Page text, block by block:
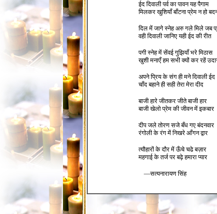
ईद दिवाली पर्व का पावन यह पैगाम
मिलकर खुशियाँ बाँटना प्रेम न हो
दिल में जागे स्नेह अरु गले मिले जब
वही दिवाली जानिए यही ईद की रीत
पगी स्नेह में सेंवई गुझियाँ भरे मिठास
खुशी मनाएँ हम सभी क्यों कर रहें
अपने प्रिय के संग ही मने दिवाली ईद
चाँद बहाने ही सही तेरा मेरा दीद
बाजी हारे जीतकर जीते बाजी हार
बाजी खेलो प्रेम की जीवन में इकबार
दीप जले तोरण सजे बँध गए बंदनवार
रंगोली के रंग में निखरे आँगन द्वार
त्यौहारों के दौर में ऊँचे चढे बज़ार
महगाई के तर्ज पर बढ़े हमारा प्यार
—सत्यनारायण सिंह